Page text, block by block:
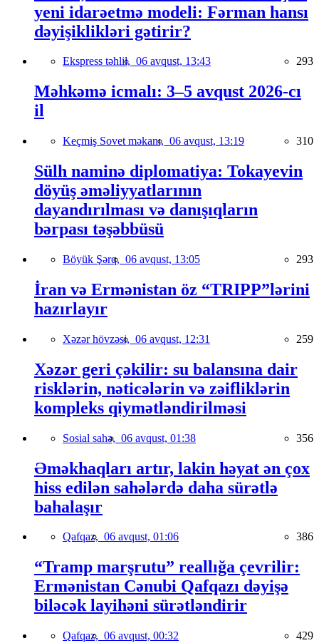
yeni idarəetmə modeli: Fərman hansı
dəyişiklikləri gətirir?
Ekspress təhlil, 06 avqust, 13:43 293
Məhkəmə icmalı: 3–5 avqust 2026-cı
il
Keçmiş Sovet məkanı, 06 avqust, 13:19 310
Sülh naminə diplomatiya: Tokayevin
döyüş əməliyyatlarının
dayandırılması və danışıqların
bərpası təşəbbüsü
Böyük Şərq, 06 avqust, 13:05 293
İran və Ermənistan öz “TRIPP”lərini
hazırlayır
Xəzər hövzəsi, 06 avqust, 12:31 259
Xəzər geri çəkilir: su balansına dair
risklərin, nəticələrin və zəifliklərin
kompleks qiymətləndirilməsi
Sosial sahə, 06 avqust, 01:38 356
Əməkhaqları artır, lakin həyat ən çox
hiss edilən sahələrdə daha sürətlə
bahalaşır
Qafqaz, 06 avqust, 01:06 386
“Tramp marşrutu” reallığa çevrilir:
Ermənistan Cənubi Qafqazı dəyişə
biləcək layihəni sürətləndirir
Qafqaz, 06 avqust, 00:32 429